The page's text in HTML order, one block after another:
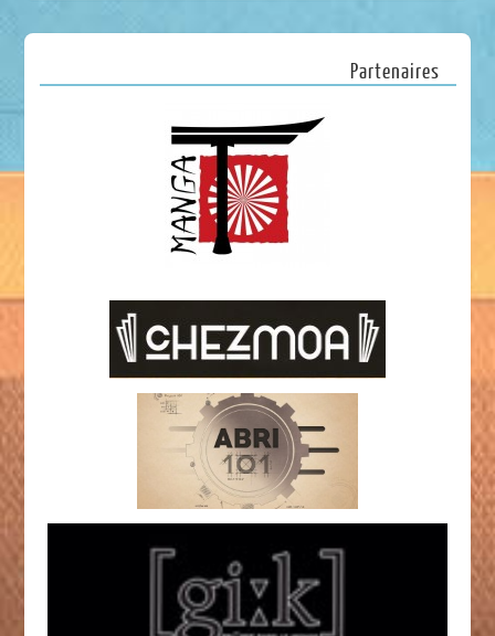
Partenaires